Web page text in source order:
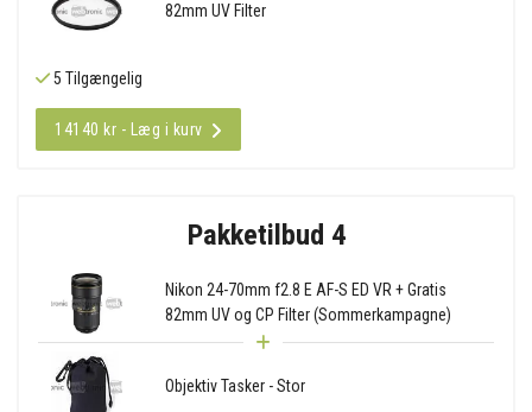
82mm UV Filter
5 Tilgængelig
14140 kr - Læg i kurv
Pakketilbud 4
Nikon 24-70mm f2.8 E AF-S ED VR + Gratis
82mm UV og CP Filter (Sommerkampagne)
Objektiv Tasker - Stor